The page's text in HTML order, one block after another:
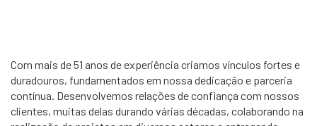
Com mais de 51 anos de experiência criamos vínculos fortes e
duradouros, fundamentados em nossa dedicação e parceria
contínua. Desenvolvemos relações de confiança com nossos
clientes, muitas delas durando várias décadas, colaborando na